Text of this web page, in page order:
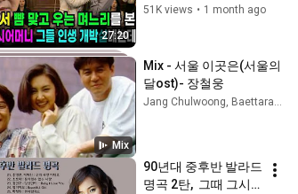
27:20
그들 인생은 개박살났
｜오디오북
51K views • 1 month ago
Mix
Mix - 서울 이곳은(서울의
달ost)- 장철웅
Jang Chulwoong, Baettaragi, 유상록, and more
90년대 중후반 발라드
명곡 2탄,  그때 그시